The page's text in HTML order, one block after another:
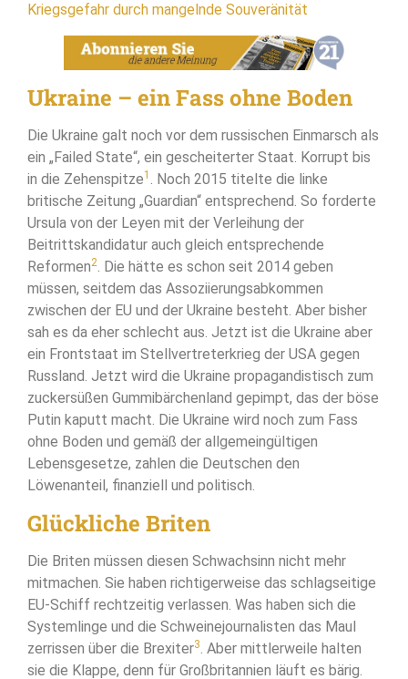
Kriegsgefahr durch mangelnde Souveränität
Ukraine – ein Fass ohne Boden
Die Ukraine galt noch vor dem russischen Einmarsch als
ein „Failed State“, ein gescheiterter Staat. Korrupt bis
in die Zehenspitze1 . Noch 2015 titelte die linke
britische Zeitung „Guardian“ entsprechend. So forderte
Ursula von der Leyen mit der Verleihung der
Beitrittskandidatur auch gleich entsprechende
Reformen2. Die hätte es schon seit 2014 geben
müssen, seitdem das Assoziierungsabkommen
zwischen der EU und der Ukraine besteht. Aber bisher
sah es da eher schlecht aus. Jetzt ist die Ukraine aber
ein Frontstaat im Stellvertreterkrieg der USA gegen
Russland. Jetzt wird die Ukraine propagandistisch zum
zuckersüßen Gummibärchenland gepimpt, das der böse
Putin kaputt macht. Die Ukraine wird noch zum Fass
ohne Boden und gemäß der allgemeingültigen
Lebensgesetze, zahlen die Deutschen den
Löwenanteil, finanziell und politisch.
Glückliche Briten
Die Briten müssen diesen Schwachsinn nicht mehr
mitmachen. Sie haben richtigerweise das schlagseitige
EU-Schiff rechtzeitig verlassen. Was haben sich die
Systemlinge und die Schweinejournalisten das Maul
zerrissen über die Brexiter3 . Aber mittlerweile halten
sie die Klappe, denn für Großbritannien läuft es bärig.